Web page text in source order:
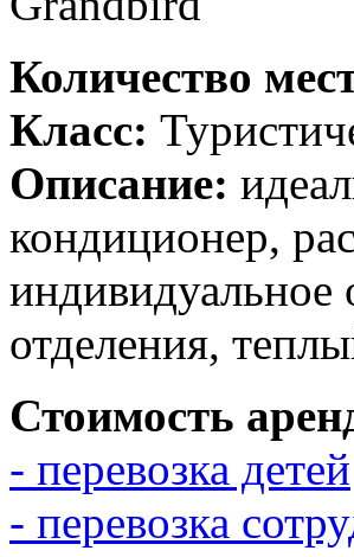
Количество
Класс:
Описание:
кондиционер,
индивидуальное
отделения,
Стоимость
- перевозка детей
- перевозка